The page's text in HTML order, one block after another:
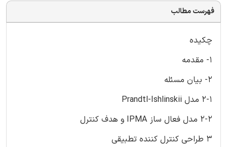
فهرست مطالب
چکیده
1- مقدمه
2- بیان مسئله
2-1 مدل Prandtl-Ishlinskii
2-2 مدل فعال ساز IPMA و هدف کنترل
3 طراحی کنترل کننده تطبیقی